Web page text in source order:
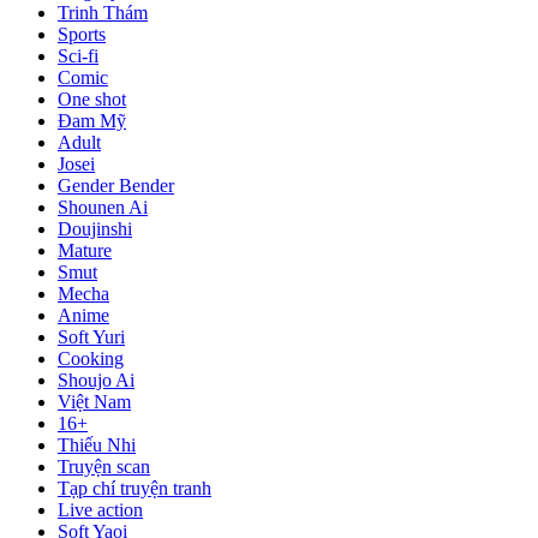
Trinh Thám
Sports
Sci-fi
Comic
One shot
Đam Mỹ
Adult
Josei
Gender Bender
Shounen Ai
Doujinshi
Mature
Smut
Mecha
Anime
Soft Yuri
Cooking
Shoujo Ai
Việt Nam
16+
Thiếu Nhi
Truyện scan
Tạp chí truyện tranh
Live action
Soft Yaoi